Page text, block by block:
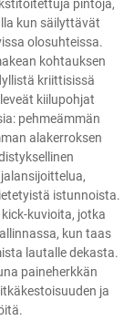
pintoja,
kun säilyttävät
olosuhteissa.
kohtauksen
kriittisissä
kiilupohjat
pehmeämmän
alakerroksen
istunnoista.
kuvioita, jotka
kun taas
lautalle dekasta.
paineherkkän
ja